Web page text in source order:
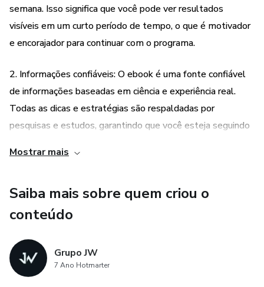
semana. Isso significa que você pode ver resultados
visíveis em um curto período de tempo, o que é motivador
e encorajador para continuar com o programa.
2. Informações confiáveis: O ebook é uma fonte confiável
de informações baseadas em ciência e experiência real.
Todas as dicas e estratégias são respaldadas por
pesquisas e estudos, garantindo que você esteja seguindo
abdominal, o ebook também se concentra em melhorar
sua saúde em geral. Ele fornece dicas e orientações sobre
práticas que podem contribuir para uma vida mais saudável
e equilibrada.
Mostrar mais
Saiba mais sobre quem criou o
conteúdo
Grupo JW
7 Ano Hotmarter